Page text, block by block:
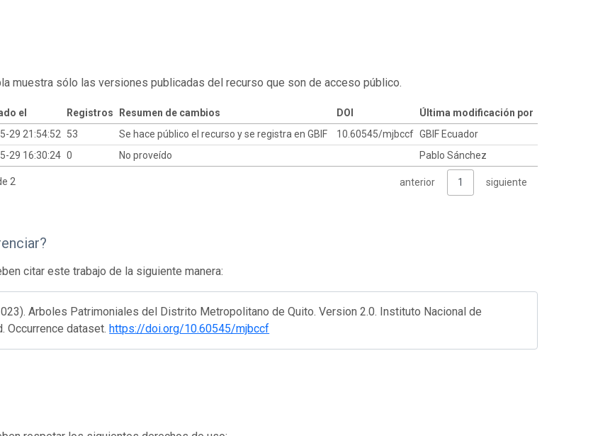
muestra sólo las versiones publicadas del recurso que son de acceso público.
el Registros Resumen de cambios DOI
Última modificación por
29 21:54:52 53 Se hace público el recurso y se registra en GBIF 10.60545/mjbccf GBIF Ecuador
29 16:30:24 0 No proveído Pablo Sánchez
2 anterior 1 siguiente
citar este trabajo de la siguiente manera:
Arboles Patrimoniales del Distrito Metropolitano de Quito. Version 2.0. Instituto Nacional de
Occurrence dataset.https://doi.org/10.60545/mjbccf